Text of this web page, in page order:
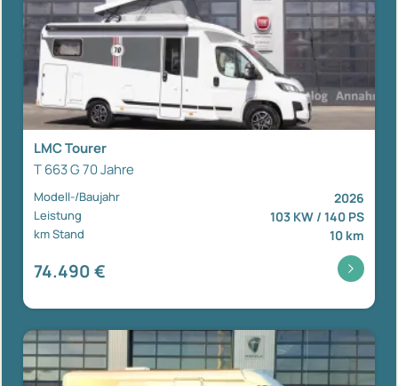
LMC Tourer
T 663 G 70 Jahre
Modell-/Baujahr 2026
Leistung 103 KW / 140 PS
km Stand 10 km
74.490 €